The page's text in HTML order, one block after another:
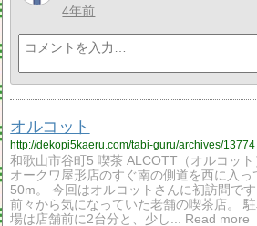
4年前
オルコット
http://dekopi5kaeru.com/tabi-guru/archives/13774
和歌山市谷町5 喫茶 ALCOTT（オルコッ
オークワ屋形店のすぐ南の側道を西に入っ
50m。 今回はオルコットさんに初訪問です
前々から気になっていた老舗の喫茶店。
場は店舗前に2台分と、少し... Read more